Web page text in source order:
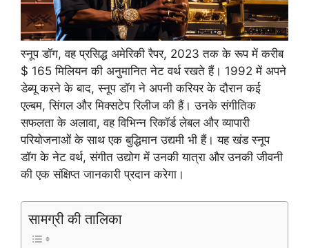
स्नूप डॉग, वह प्रसिद्ध अमेरिकी रैपर, 2023 तक के रूप में करीब
$ 165 मिलियन की अनुमानित नेट वर्थ रखते हैं। 1992 में अपने
डेब्यू करने के बाद, स्नूप डॉग ने अपनी करियर के दौरान कई
एल्बम, सिंगल और मिक्सटेप रिलीज की हैं। उनके संगीतिक
सफलता के अलावा, वह विभिन्न रिकॉर्ड लेबल और व्यापारी
परियोजनाओं के साथ एक बुद्धिमान उद्यमी भी हैं। यह खंड स्नूप
डॉग के नेट वर्थ, संगीत उद्योग में उनकी यात्रा और उनकी जीवनी
की एक संक्षिप्त जानकारी प्रदान करेगा।
सामग्री की तालिका